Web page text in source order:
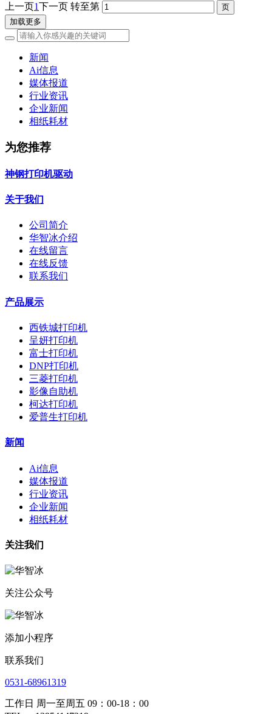
上一页1下一页 转至第
加载更多
新闻
Ai信息
媒体报道
行业资讯
企业新闻
相纸耗材
为您推荐
神钢打印机驱动
关于我们
公司简介
华智冰介绍
在线留言
在线反馈
联系我们
产品展示
西铁城打印机
呈妍打印机
富士打印机
DNP打印机
三菱打印机
影像自助机
柯达打印机
爱普生打印机
新闻
Ai信息
媒体报道
行业资讯
企业新闻
相纸耗材
关注我们
关注公众号
添加小程序
联系我们
0531-68961319
工作日 周一至周五 09：00-18：00